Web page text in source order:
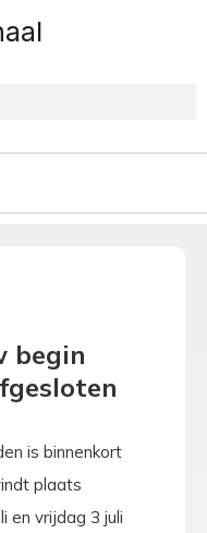
begin
is binnenkort
plaats
en vrijdag 3 juli